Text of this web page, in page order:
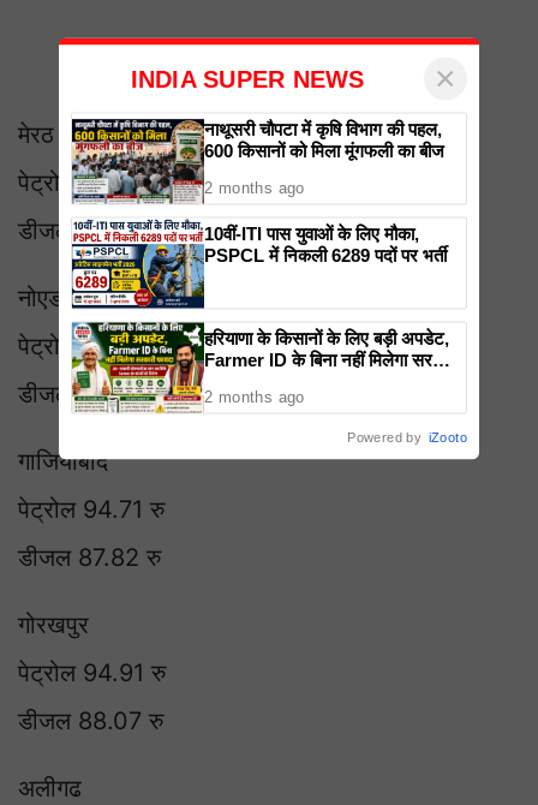
मेरठ
पेट्रोल 94.58 रु
डीजल 87.67 रु
नोएडा
पेट्रोल 94.87 रु
डीजल 88.01 रु
गाजियाबाद
पेट्रोल 94.71 रु
डीजल 87.82 रु
गोरखपुर
पेट्रोल 94.91 रु
डीजल 88.07 रु
अलीगढ
INDIA SUPER NEWS ×
नाथूसरी चौपटा में कृषि विभाग की पहल,
600 किसानों को मिला मूंगफली का बीज
2 months ago
10वीं-ITI पास युवाओं के लिए मौका,
PSPCL में निकली 6289 पदों पर भर्ती
हरियाणा के किसानों के लिए बड़ी अपडेट,
Farmer ID के बिना नहीं मिलेगा सरकारी
2 months ago
Powered by iZooto